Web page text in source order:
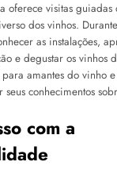
oferece visitas
dos vinhos.
as instalações,
e degustar os vinhos
amantes do vinho
conhecimentos
com a